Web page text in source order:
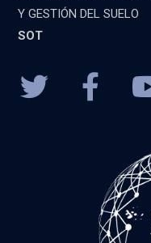
Y GESTIÓN DEL SUELO
SOT